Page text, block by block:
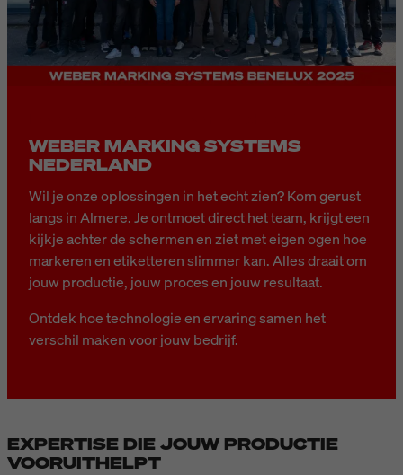
WEBER MARKING SYSTEMS
NEDERLAND
Wil je onze oplossingen in het echt zien? Kom gerust
langs in Almere. Je ontmoet direct het team, krijgt een
kijkje achter de schermen en ziet met eigen ogen hoe
markeren en etiketteren slimmer kan. Alles draait om
jouw productie, jouw proces en jouw resultaat.
Ontdek hoe technologie en ervaring samen het
verschil maken voor jouw bedrijf.
EXPERTISE DIE JOUW PRODUCTIE
VOORUITHELPT